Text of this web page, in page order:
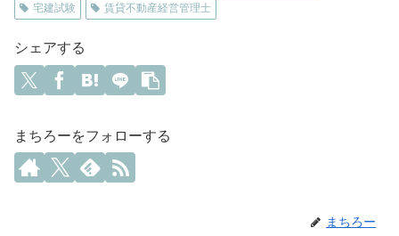
宅建試験
賃貸不動産経営管理士
シェアする
まちろーをフォローする
まちろー